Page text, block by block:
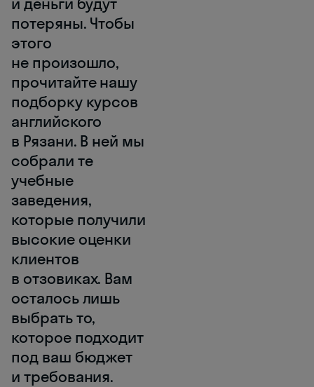
потеряны. Чтобы
этого
не произошло,
прочитайте нашу
подборку курсов
английского
в Рязани. В ней мы
собрали те
учебные
заведения,
которые получили
высокие оценки
клиентов
в отзовиках. Вам
осталось лишь
выбрать то,
которое подходит
под ваш бюджет
и требования.